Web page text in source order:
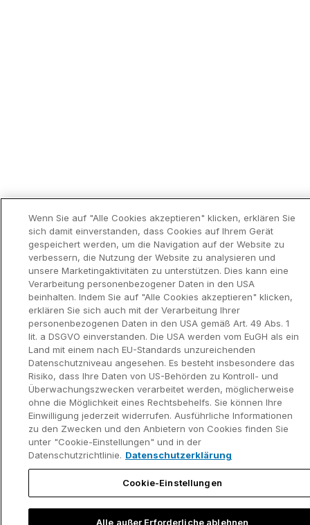
Wenn Sie auf "Alle Cookies akzeptieren" klicken, erklären Sie
sich damit einverstanden, dass Cookies auf Ihrem Gerät
gespeichert werden, um die Navigation auf der Website zu
verbessern, die Nutzung der Website zu analysieren und
unsere Marketingaktivitäten zu unterstützen. Dies kann eine
Verarbeitung personenbezogener Daten in den USA
beinhalten. Indem Sie auf "Alle Cookies akzeptieren" klicken,
erklären Sie sich auch mit der Verarbeitung Ihrer
personenbezogenen Daten in den USA gemäß Art. 49 Abs. 1
lit. a DSGVO einverstanden. Die USA werden vom EuGH als ein
Land mit einem nach EU-Standards unzureichenden
Datenschutzniveau angesehen. Es besteht insbesondere das
Risiko, dass Ihre Daten von US-Behörden zu Kontroll- und
Überwachungszwecken verarbeitet werden, möglicherweise
ohne die Möglichkeit eines Rechtsbehelfs. Sie können Ihre
Einwilligung jederzeit widerrufen. Ausführliche Informationen
zu den Zwecken und den Anbietern von Cookies finden Sie
unter "Cookie-Einstellungen" und in der
Datenschutzrichtlinie. Datenschutzerklärung
Cookie-Einstellungen
Alle außer Erforderliche ablehnen